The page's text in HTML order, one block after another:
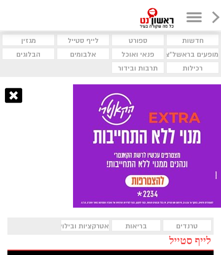
חדשות ספורט לייף סטייל
מגזין
מופעים בראשל"צ
פנאי ואוכל אלבומים
הבלוגים
רכילות
תרבות ובידור
טרנדים בריאות אטרקציות ובילוי
לייף סטייל